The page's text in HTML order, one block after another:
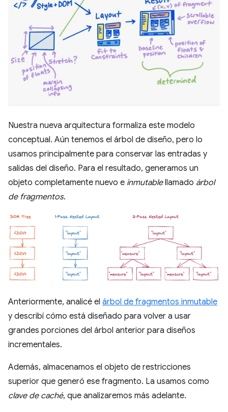
Nuestra nueva arquitectura formaliza este modelo
conceptual. Aún tenemos el árbol de diseño, pero lo
usamos principalmente para conservar las entradas y
salidas del diseño. Para el resultado, generamos un
objeto completamente nuevo e inmutablellamado árbol
de fragmentos.
Anteriormente, analicé el árbol de fragmentos inmutable
y describí cómo está diseñado para volver a usar
grandes porciones del árbol anterior para diseños
incrementales.
Además, almacenamos el objeto de restricciones
superior que generó ese fragmento. La usamos como
clave de caché, que analizaremos más adelante.